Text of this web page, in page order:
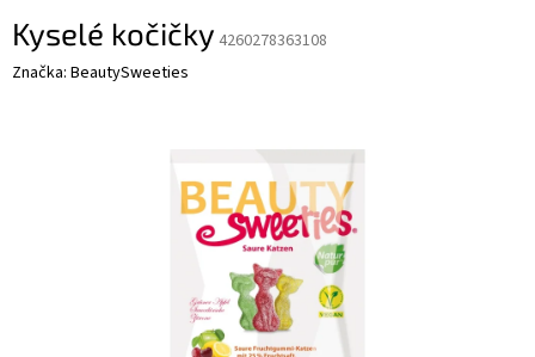
Kyselé kočičky 4260278363108
Značka: BeautySweeties